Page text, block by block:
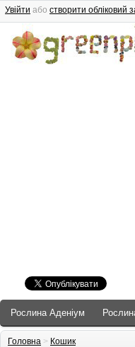
Увійти або створити обліковий
Рослина Аденіум
Головна > Кошик